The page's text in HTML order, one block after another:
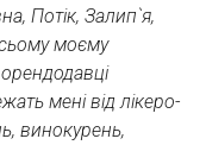
Потік, Залип`я,
моєму
мені від лікеро-
винокурень,